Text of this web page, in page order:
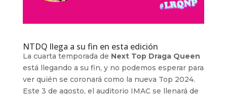
NTDQ llega a su fin en esta edición
La cuarta temporada de Next Top Draga Queen
está llegando a su fin, y no podemos esperar para
ver quién se coronará como la nueva Top 2024.
Este 3 de agosto, el auditorio IMAC se llenará de